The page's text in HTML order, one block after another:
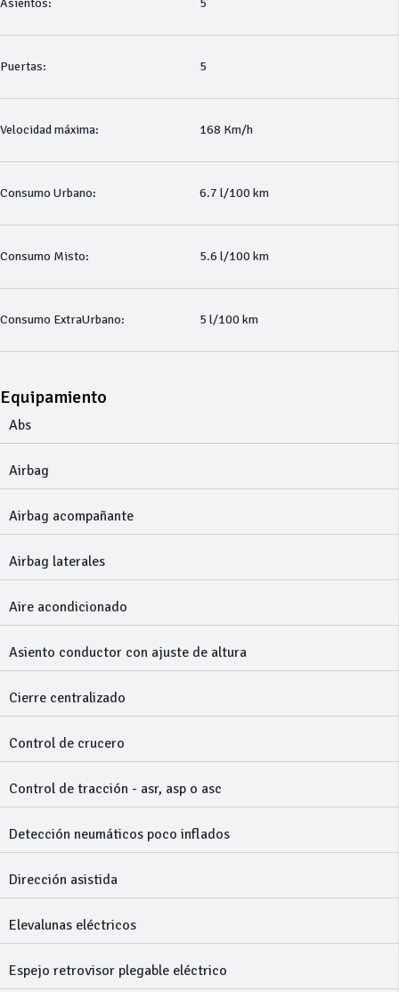
Asientos: 5
Puertas: 5
Velocidad máxima: 168 Km/h
Consumo Urbano: 6.7 l/100 km
Consumo Misto: 5.6 l/100 km
Consumo ExtraUrbano: 5 l/100 km
Equipamiento
Abs
Airbag
Airbag acompañante
Airbag laterales
Aire acondicionado
Asiento conductor con ajuste de altura
Cierre centralizado
Control de crucero
Control de tracción - asr, asp o asc
Detección neumáticos poco inflados
Dirección asistida
Elevalunas eléctricos
Espejo retrovisor plegable eléctrico